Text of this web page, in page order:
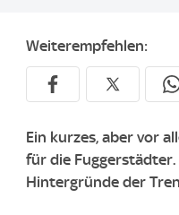
Weiterempfehlen:
Ein kurzes, aber vor
für die
Hintergründe der